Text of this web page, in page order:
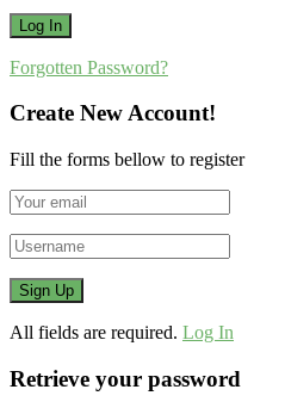
Forgotten Password?
Create New Account!
Fill the forms bellow to register
All fields are required. Log In
Retrieve your password